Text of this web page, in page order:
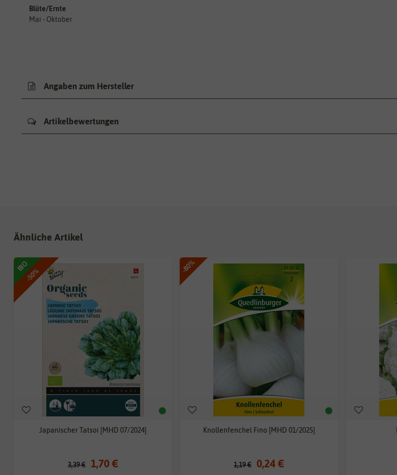
Blüte/Ernte
Mai - Oktober
Angaben zum Hersteller
Artikelbewertungen
Ähnliche Artikel
-50%
BIO
Japanischer Tatsoi [MHD 07/2024]
3,39 € 1,70 €
-80%
Knollenfenchel Fino [MHD 01/2025]
1,19 € 0,24 €